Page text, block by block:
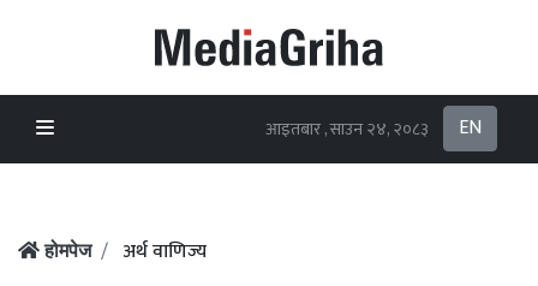
आइतबार , साउन २४, २०८३ EN
होमपेज अर्थ वाणिज्य